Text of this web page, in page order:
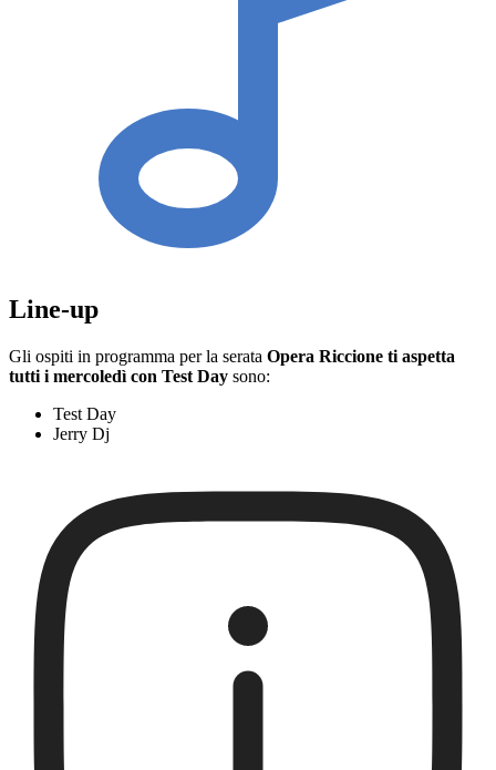
Line-up
Gli ospiti in programma per la serata Opera Riccione ti aspetta
tutti i mercoledì con Test Day sono:
Test Day
Jerry Dj